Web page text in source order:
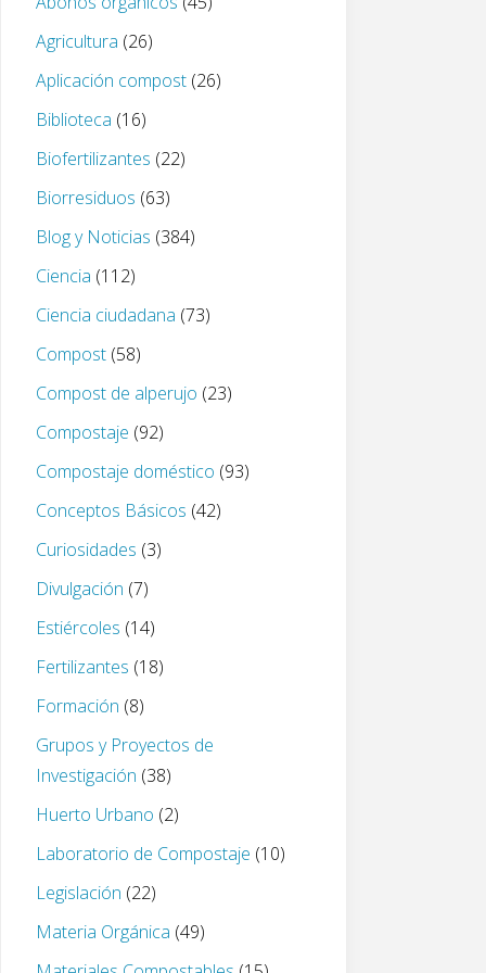
Agricultura (26)
Aplicación compost (26)
Biblioteca (16)
Biofertilizantes (22)
Biorresiduos (63)
Blog y Noticias (384)
Ciencia (112)
Ciencia ciudadana (73)
Compost (58)
Compost de alperujo (23)
Compostaje (92)
Compostaje doméstico (93)
Conceptos Básicos (42)
Curiosidades (3)
Divulgación (7)
Estiércoles (14)
Fertilizantes (18)
Formación (8)
Grupos y Proyectos de
Investigación (38)
Huerto Urbano (2)
Laboratorio de Compostaje (10)
Legislación (22)
Materia Orgánica (49)